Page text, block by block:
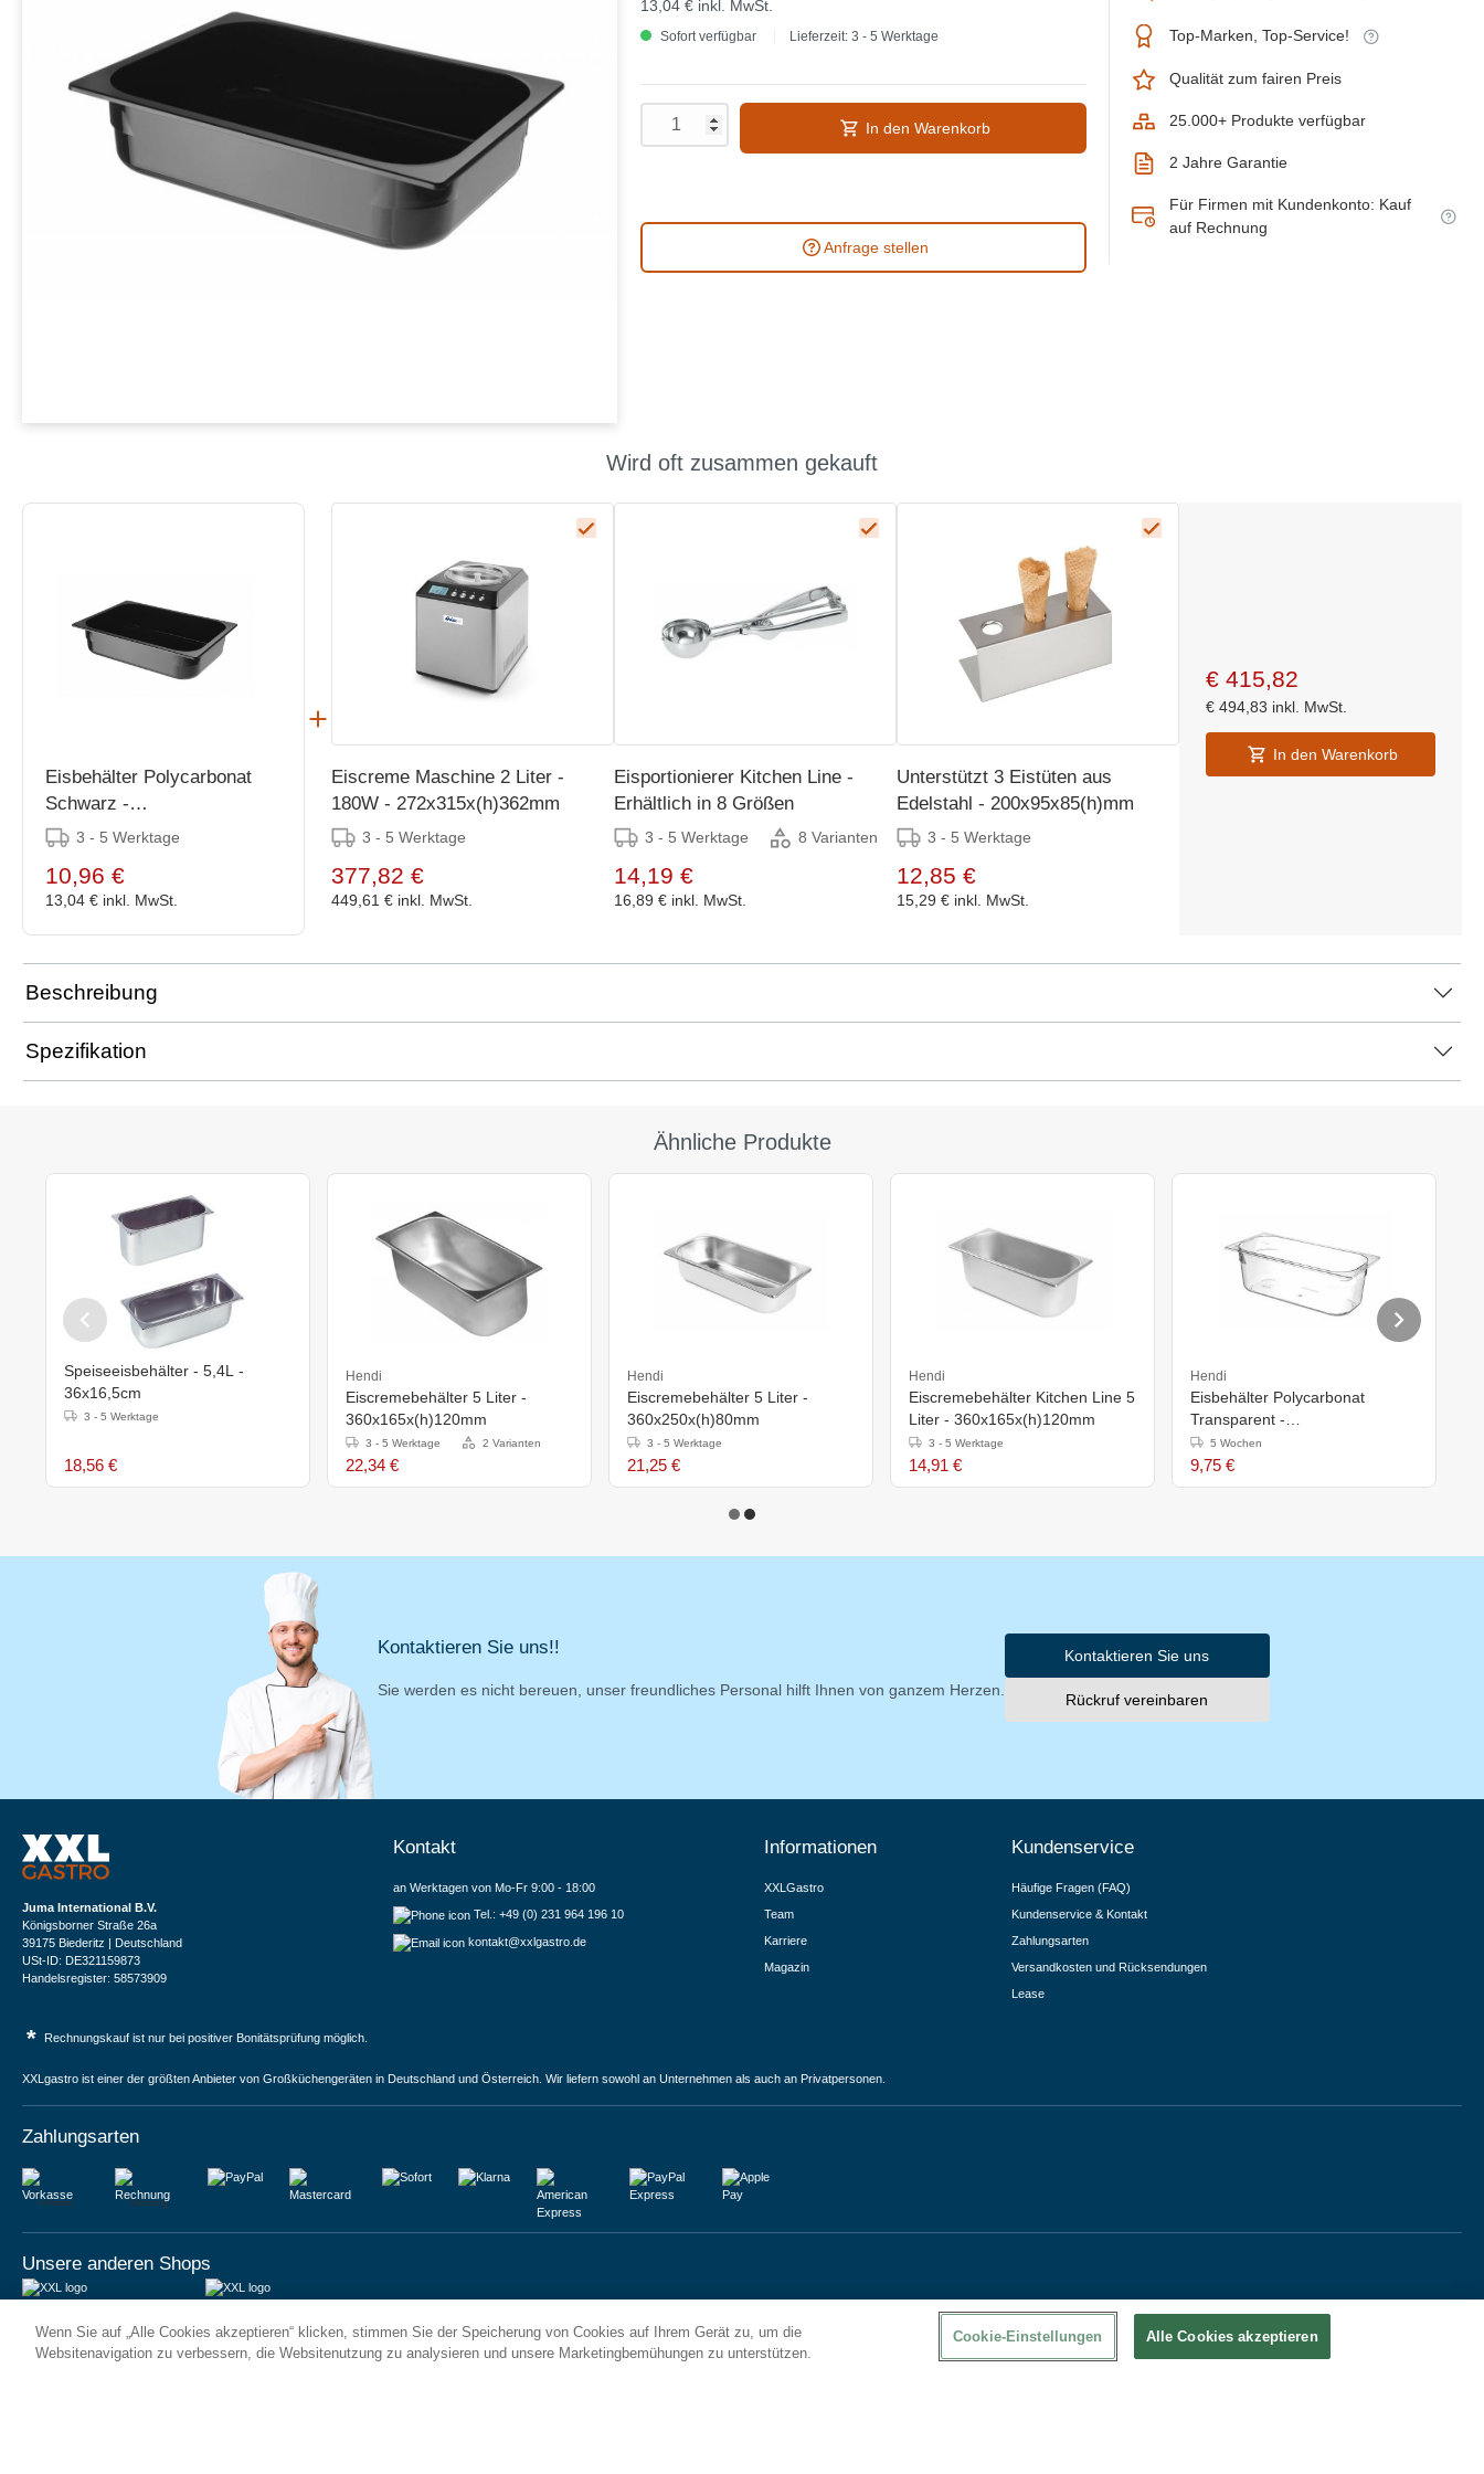
13,04 € inkl. MwSt.
Sofort verfügbar Lieferzeit: 3 - 5 Werktage
In den Warenkorb
Anfrage stellen
Top-Marken, Top-Service!
Qualität zum fairen Preis
25.000+ Produkte verfügbar
2 Jahre Garantie
Für Firmen mit Kundenkonto: Kauf
auf Rechnung
Wird oft zusammen gekauft
Eisbehälter Polycarbonat
Schwarz -
3360x250x(h)80mm
3 - 5 Werktage
10,96 €
13,04 € inkl. MwSt.
Eiscreme Maschine 2 Liter -
180W - 272x315x(h)362mm
3 - 5 Werktage
377,82 €
449,61 € inkl. MwSt.
Eisportionierer Kitchen Line -
Erhältlich in 8 Größen
3 - 5 Werktage 8 Varianten
14,19 €
16,89 € inkl. MwSt.
Unterstützt 3 Eistüten aus
Edelstahl - 200x95x85(h)mm
3 - 5 Werktage
12,85 €
15,29 € inkl. MwSt.
€ 415,82
€ 494,83 inkl. MwSt.
In den Warenkorb
Beschreibung
Spezifikation
Ähnliche Produkte
Speiseeisbehälter - 5,4L -
36x16,5cm
3 - 5 Werktage
18,56 €
Hendi
Eiscremebehälter 5 Liter -
360x165x(h)120mm
3 - 5 Werktage 2 Varianten
22,34 €
Hendi
Eiscremebehälter 5 Liter -
360x250x(h)80mm
3 - 5 Werktage
21,25 €
Hendi
Eiscremebehälter Kitchen Line 5
Liter - 360x165x(h)120mm
3 - 5 Werktage
14,91 €
Hendi
Eisbehälter Polycarbonat
Transparent -
360x165x(h)120mm
5 Wochen
9,75 €
Kontaktieren Sie uns!!
Sie werden es nicht bereuen, unser freundliches Personal hilft Ihnen von ganzem Herzen.
Kontaktieren Sie uns
Rückruf vereinbaren
Juma International B.V.
Königsborner Straße 26a
39175 Biederitz | Deutschland
USt-ID: DE321159873
Handelsregister: 58573909
Kontakt
an Werktagen von Mo-Fr 9:00 - 18:00
Tel.: +49 (0) 231 964 196 10
kontakt@xxlgastro.de
Informationen
XXLGastro
Team
Karriere
Magazin
Kundenservice
Häufige Fragen (FAQ)
Kundenservice & Kontakt
Zahlungsarten
Versandkosten und Rücksendungen
Lease
* Rechnungskauf ist nur bei positiver Bonitätsprüfung möglich.
XXLgastro ist einer der größten Anbieter von Großküchengeräten in Deutschland und Österreich. Wir liefern sowohl an Unternehmen als auch an Privatpersonen.
Zahlungsarten
Vorkasse Rechnung
Unsere anderen Shops
6 Rue des Bateliers
92110 Clichy | France
Vrijheidweg 34
1521RR Wormerveer | Nederland
Wenn Sie auf „Alle Cookies akzeptieren“ klicken, stimmen Sie der Speicherung von Cookies auf Ihrem Gerät zu, um die
Websitenavigation zu verbessern, die Websitenutzung zu analysieren und unsere Marketingbemühungen zu unterstützen.
Cookie-Einstellungen Alle Cookies akzeptieren